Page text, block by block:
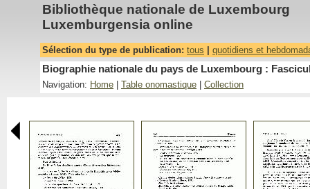
Bibliothèque nationale de Luxembourg
Luxemburgensia online
Sélection du type de publication: tous quotidiens et
Biographie nationale du pays de Luxembourg :
Navigation: Home Table onomastique Collection